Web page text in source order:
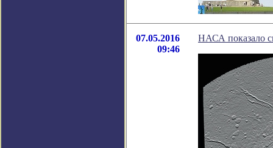
07.05.2016
09:46
НАСА показало